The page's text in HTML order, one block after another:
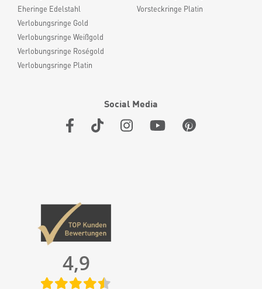
Eheringe Edelstahl
Verlobungsringe Gold
Verlobungsringe Weißgold
Verlobungsringe Roségold
Verlobungsringe Platin
Vorsteckringe Platin
Social Media
4,9